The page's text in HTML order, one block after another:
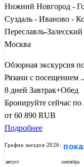
Нижний Новгород -
Суздаль - Иваново -
Переславль-
Москва
Обзорная экскурсия
Рязани с посещением
8 дней Завтрак+Обед
Бронируйте сейчас
от 60 890 RUB
Подробнее
График заездов 2026:
август сентябрь